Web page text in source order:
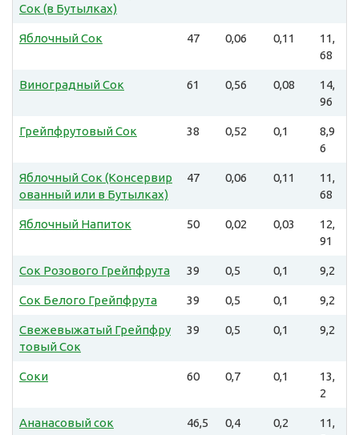
Сок (в Бутылках)
Яблочный Сок 47 0,06 0,11
11,
68
Виноградный Сок 61 0,56 0,08
14,
96
Грейпфрутовый Сок 38 0,52 0,1
8,9
6
Яблочный Сок (Консервир
ованный или в Бутылках)
47 0,06 0,11
11,
68
Яблочный Напиток 50 0,02 0,03
12,
91
Сок Розового Грейпфрута 39 0,5 0,1 9,2
Сок Белого Грейпфрута 39 0,5 0,1 9,2
Свежевыжатый Грейпфру
товый Сок
39 0,5 0,1 9,2
Соки 60 0,7 0,1
13,
2
Ананасовый сок 46,5 0,4 0,2
11,